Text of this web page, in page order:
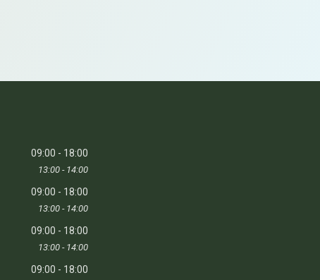
09:00 18:00
13:00 14:00
09:00 18:00
13:00 14:00
09:00 18:00
13:00 14:00
09:00 18:00